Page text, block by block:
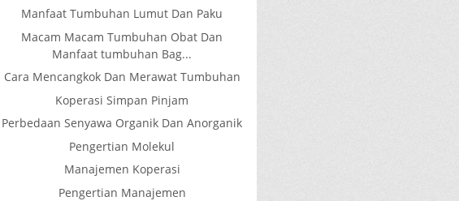
Manfaat Tumbuhan Lumut Dan Paku
Macam Macam Tumbuhan Obat Dan
Manfaat tumbuhan Bag...
Cara Mencangkok Dan Merawat Tumbuhan
Koperasi Simpan Pinjam
Perbedaan Senyawa Organik Dan Anorganik
Pengertian Molekul
Manajemen Koperasi
Pengertian Manajemen